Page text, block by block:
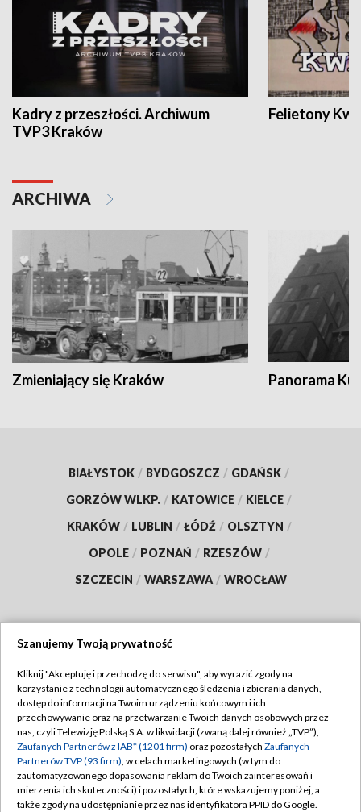
Kadry z przeszłości. Archiwum
TVP3 Kraków
Felietony
ARCHIWA
Zmieniający się Kraków Panorama
BIAŁYSTOK / BYDGOSZCZ / GDAŃSK /
GORZÓW WLKP. / KATOWICE / KIELCE /
KRAKÓW / LUBLIN / ŁÓDŹ / OLSZTYN /
OPOLE / POZNAŃ / RZESZÓW /
SZCZECIN / WARSZAWA / WROCŁAW
TVP
Abonament TVP
Emisja w TVP
Centrum informacji TVP
Naziemna Telewizja Cyfrowa
Regulamin TVP
Polityka prywatności
Moje zgody
Pomoc
Szanujemy Twoją prywatność
Kliknij "Akceptuję i przechodzę do serwisu", aby wyrazić zgody na
korzystanie z technologii automatycznego śledzenia i zbierania danych,
dostęp do informacji na Twoim urządzeniu końcowym i ich
przechowywanie oraz na przetwarzanie Twoich danych osobowych przez
nas, czyli Telewizję Polską S.A. w likwidacji (zwaną dalej również „TVP”),
Zaufanych Partnerów z IAB* (1201 firm) oraz pozostałych Zaufanych
Partnerów TVP (93 firm), w celach marketingowych (w tym do
zautomatyzowanego dopasowania reklam do Twoich zainteresowań i
mierzenia ich skuteczności) i pozostałych, które wskazujemy poniżej, a
także zgody na udostępnianie przez nas identyfikatora PPID do Google.